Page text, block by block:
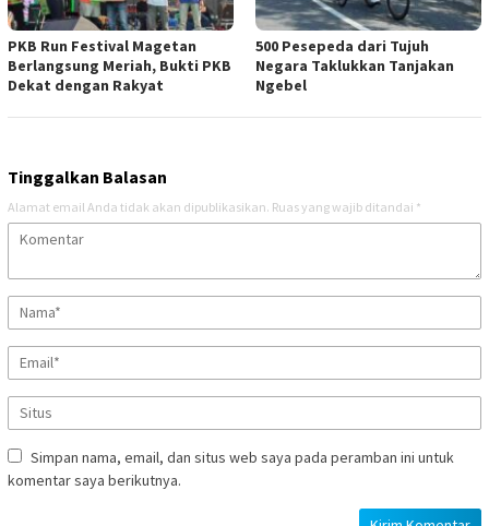
PKB Run Festival Magetan
Berlangsung Meriah, Bukti PKB
Dekat dengan Rakyat
500 Pesepeda dari Tujuh
Negara Taklukkan Tanjakan
Ngebel
Tinggalkan Balasan
Alamat email Anda tidak akan dipublikasikan. Ruas yang wajib ditandai *
Simpan nama, email, dan situs web saya pada peramban ini untuk
komentar saya berikutnya.